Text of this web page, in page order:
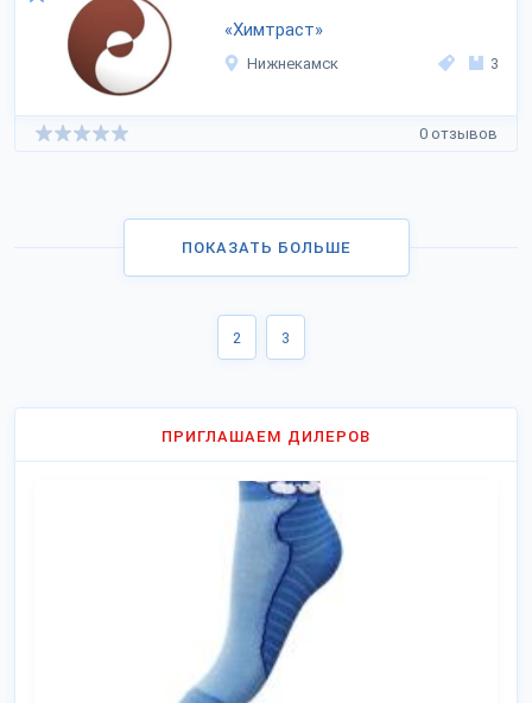
«Химтраст»
Нижнекамск 3
0 отзывов
ПОКАЗАТЬ БОЛЬШЕ
2 3
ПРИГЛАШАЕМ ДИЛЕРОВ